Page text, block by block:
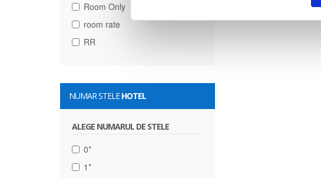
Room Only
room rate
RR
NUMAR STELEHOTEL
ALEGE NUMARUL DE STELE
0*
1*